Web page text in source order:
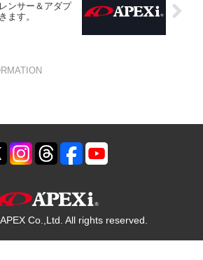
ンサー＆アダプ
ます。
Co.,Ltd. All rights reserved.